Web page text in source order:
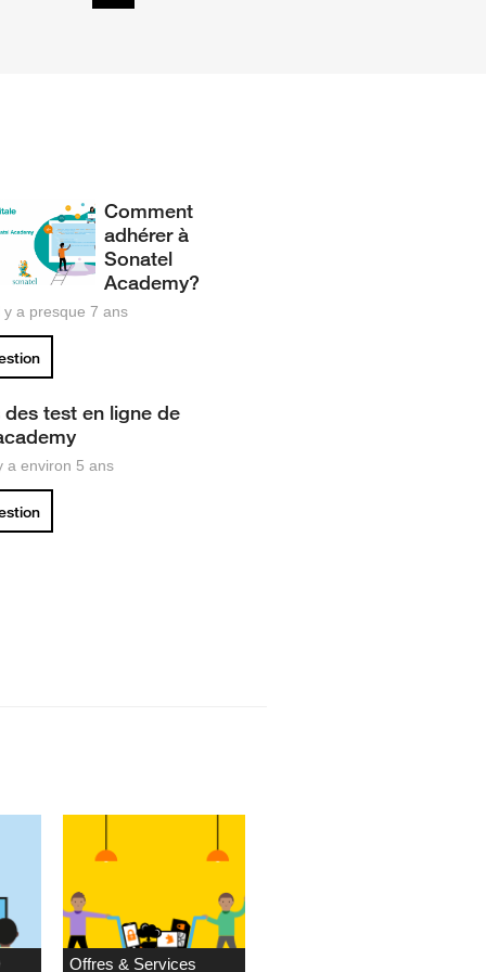
Comment
adhérer à
Sonatel
Academy?
y a presque 7 ans
test en ligne de
a environ 5 ans
Offres & Services